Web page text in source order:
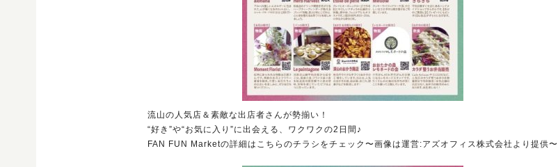
流山の人気店＆素敵な出店者さんが勢揃い！
“好き”や“お気に入り”に出会える、ワクワクの2日間♪
FAN FUN Marketの詳細はこちらのチラシをチェック〜画像は運営:アズオフィス株式会社より提供〜